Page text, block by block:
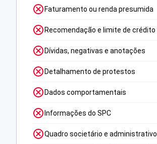
Faturamento ou renda presumida
Recomendação e limite de crédito
Dívidas, negativas e anotações
Detalhamento de protestos
Dados comportamentais
Informações do SPC
Quadro societário e administrativo